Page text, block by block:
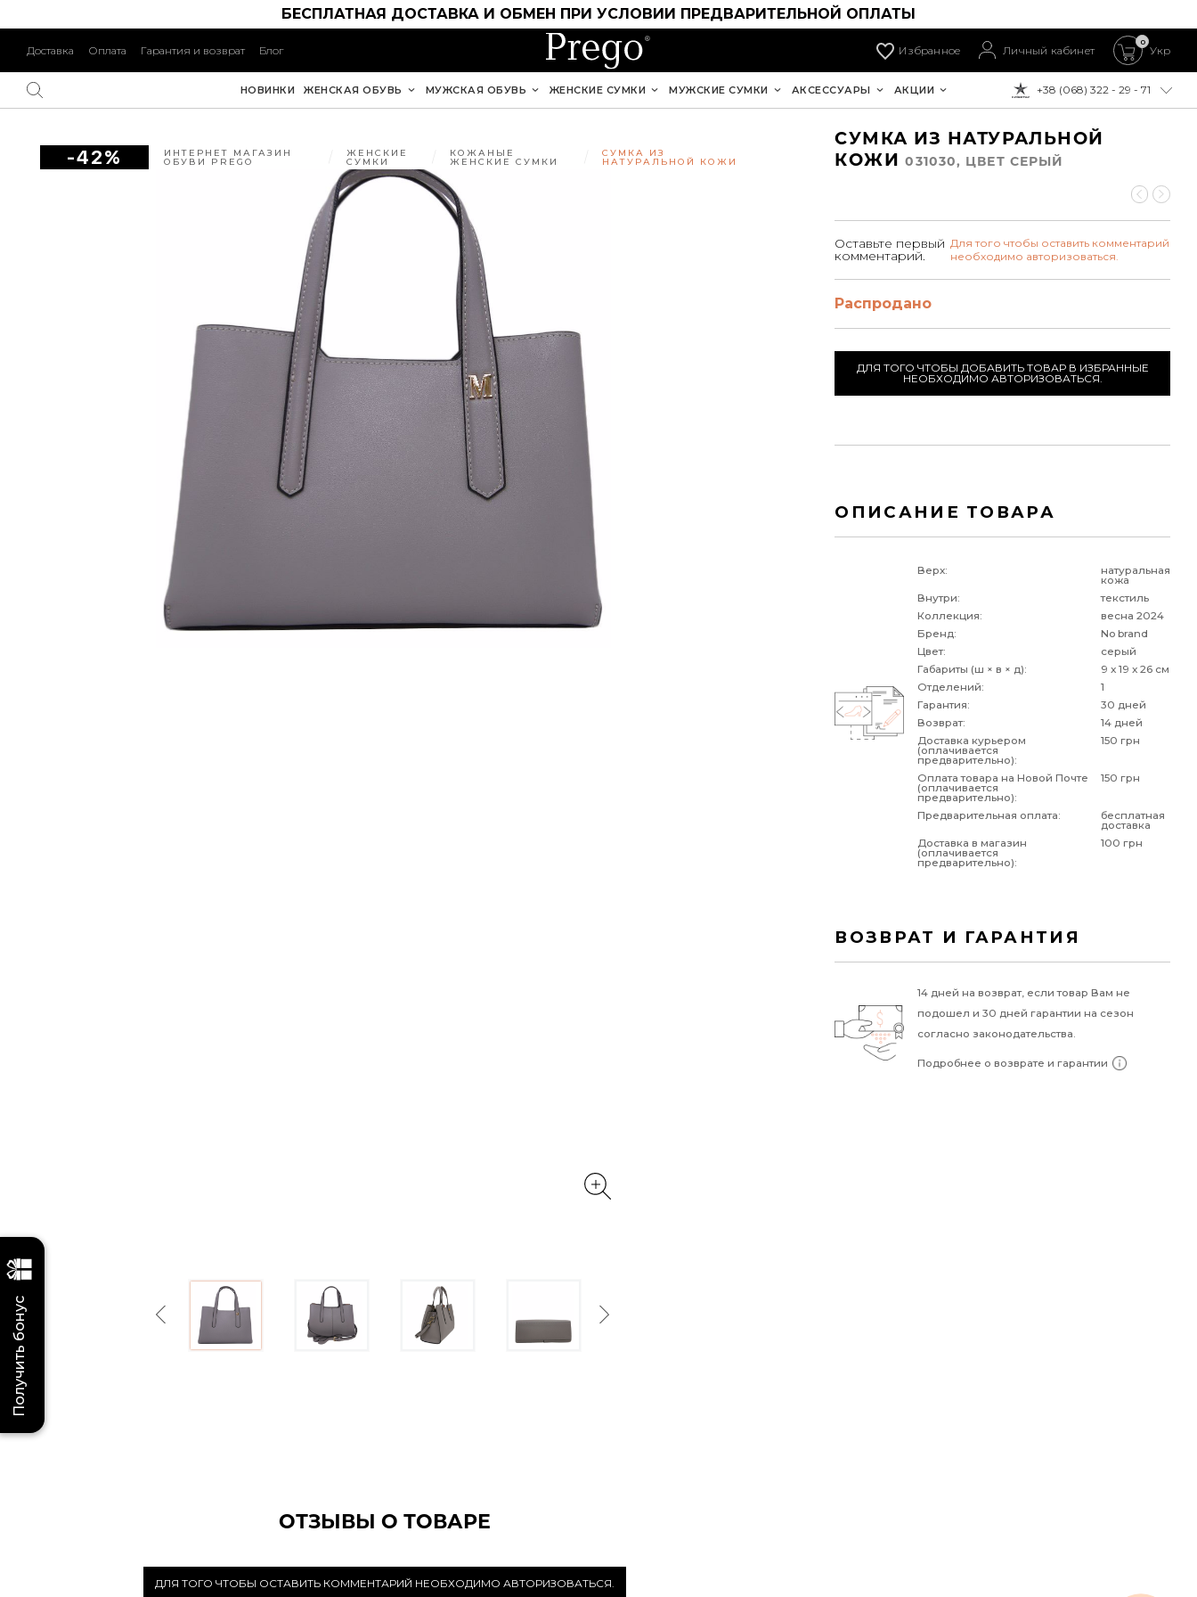
БЕСПЛАТНАЯ ДОСТАВКА И ОБМЕН ПРИ УСЛОВИИ ПРЕДВАРИТЕЛЬНОЙ ОПЛАТЫ
Доставка Оплата Гарантия и возврат Блог Избранное Личный кабинет
0
Укр
К ОПЛАТЕ:
+38 (068) 322 - 29 - 71
НОВИНКИ ЖЕНСКАЯ ОБУВЬ МУЖСКАЯ ОБУВЬ ЖЕНСКИЕ СУМКИ МУЖСКИЕ СУМКИ АКСЕССУАРЫ АКЦИИ
-42% ИНТЕРНЕТ МАГАЗИН
ОБУВИ PREGO
ЖЕНСКИЕ
СУМКИ
КОЖАНЫЕ
ЖЕНСКИЕ СУМКИ
СУМКА ИЗ
НАТУРАЛЬНОЙ КОЖИ
Previous Next
ОТЗЫВЫ О ТОВАРЕ
ДЛЯ ТОГО ЧТОБЫ ОСТАВИТЬ КОММЕНТАРИЙ НЕОБХОДИМО АВТОРИЗОВАТЬСЯ.
СУМКА ИЗ НАТУРАЛЬНОЙ
КОЖИ031030, ЦВЕТ СЕРЫЙ
Оставьте первый
комментарий.
Для того чтобы оставить комментарий
необходимо авторизоваться.
Распродано
ДЛЯ ТОГО ЧТОБЫ ДОБАВИТЬ ТОВАР В ИЗБРАННЫЕ
НЕОБХОДИМО АВТОРИЗОВАТЬСЯ.
ОПИСАНИЕ ТОВАРА
Верх: натуральная
кожа
Внутри:
текстиль
Коллекция:
весна 2024
Бренд:
No brand
Цвет:
серый
Габариты (ш × в × д):
9 x 19 x 26 см
Отделений:
1
Гарантия:
30 дней
Возврат:
14 дней
Доставка курьером
(оплачивается
предварительно):
150 грн
Оплата товара на Новой Почте
(оплачивается
предварительно):
150 грн
Предварительная оплата: бесплатная
доставка
Доставка в магазин
(оплачивается
предварительно):
100 грн
ВОЗВРАТ И ГАРАНТИЯ
14 дней на возврат, если товар Вам не
подошел и 30 дней гарантии на сезон
согласно законодательства.
Подробнее о возврате и гарантии
Получить бонус